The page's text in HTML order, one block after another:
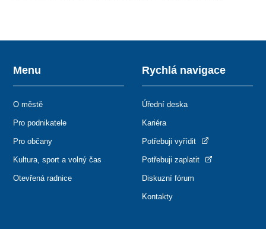
Menu
O městě
Pro podnikatele
Pro občany
Kultura, sport a volný čas
Otevřená radnice
Rychlá navigace
Úřední deska
Kariéra
Potřebuji vyřídit
Potřebuji zaplatit
Diskuzní fórum
Kontakty